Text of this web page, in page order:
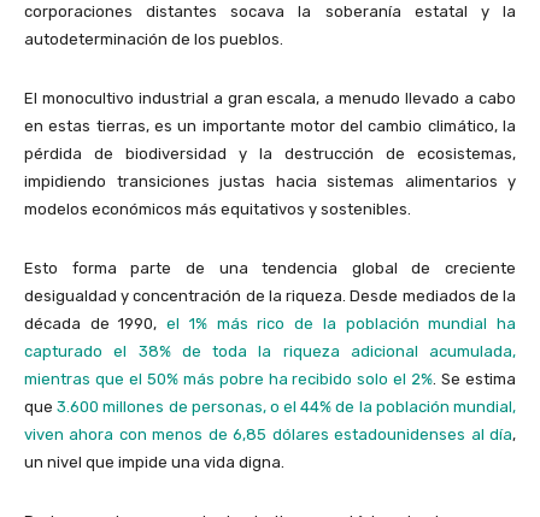
corporaciones distantes socava la soberanía estatal y la
autodeterminación de los pueblos.
El monocultivo industrial a gran escala, a menudo llevado a cabo
en estas tierras, es un importante motor del cambio climático, la
pérdida de biodiversidad y la destrucción de ecosistemas,
impidiendo transiciones justas hacia sistemas alimentarios y
modelos económicos más equitativos y sostenibles.
Esto forma parte de una tendencia global de creciente
desigualdad y concentración de la riqueza. Desde mediados de la
década de 1990,el 1% más rico de la población mundial ha
capturado el 38% de toda la riqueza adicional acumulada,
mientras que el 50% más pobre ha recibido solo el 2% . Se estima
que3.600 millones de personas, o el 44% de la población mundial,
viven ahora con menos de 6,85 dólares estadounidenses al día,
un nivel que impide una vida digna.